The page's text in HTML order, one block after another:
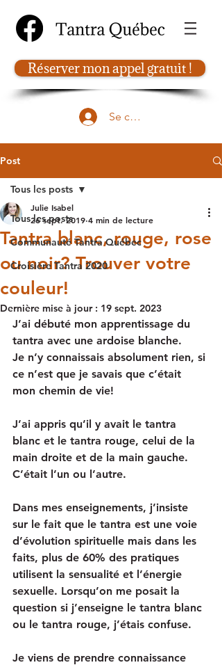
Réserver mon appel gratuit !
Se connecter
Post
Tous les posts
Communauté Tantra Québec
Croisière Tantra 2020
Tous les posts
Tantra blanc, rouge, rose
ou noir? Trouver votre
couleur!
Julie Isabel
26 sept. 2019 4 min de lecture
Dernière mise à jour : 19 sept. 2023
J’ai débuté mon apprentissage du
tantra avec une ardoise blanche.
Je n’y connaissais absolument rien, si
ce n’est que je savais que c’était
mon chemin de vie!
J’ai appris qu’il y avait le tantra
blanc et le tantra rouge, celui de la
main droite et de la main gauche.
C’était l’un ou l’autre.
Dans mes enseignements, j’insiste
sur le fait que le tantra est une voie
d’évolution spirituelle mais dans les
faits, plus de 60% des pratiques
utilisent la sensualité et l’énergie
sexuelle. Lorsqu’on me posait la
question si j’enseigne le tantra blanc
ou le tantra rouge, j’étais confuse.
Je viens de prendre connaissance